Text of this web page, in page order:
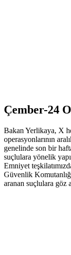
Çember-24
Bakan Yerlikaya, X
operasyonlarının
genelinde son bir
suçlulara yönelik
Emniyet
Güvenlik
aranan suçlulara göz